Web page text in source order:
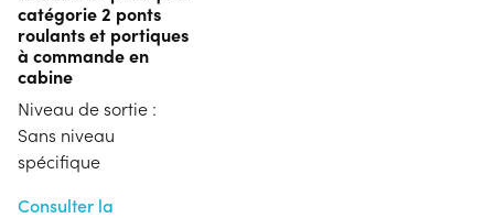
catégorie 2 ponts
roulants et portiques
à commande en
cabine
Niveau de sortie :
Sans niveau
spécifique
Consulter la